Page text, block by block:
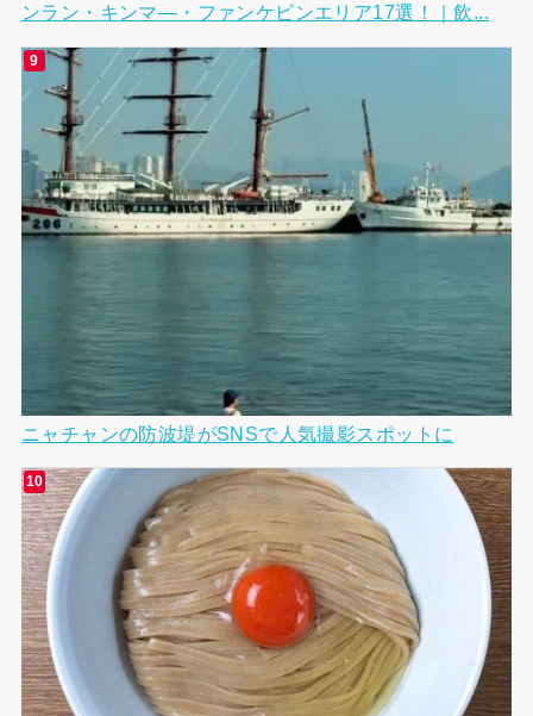
ンラン・キンマ―・ファンケビンエリア17選！｜飲...
ニャチャンの防波堤がSNSで人気撮影スポットに